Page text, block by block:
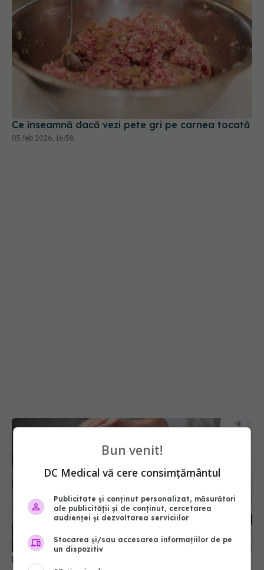
Ce înseamnă dacă vezi pete gri pe carnea tocată
05 feb 2026, 16:58
Momentul în care adaugi uleiul în tigaie este una
Bun venit!
DC Medical vă cere consimțământul
Publicitate și conținut personalizat, măsurători
ale publicității și de conținut, cercetarea
audienței și dezvoltarea serviciilor
Stocarea și/sau accesarea informațiilor de pe
un dispozitiv